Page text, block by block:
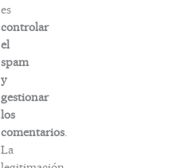
es
controlar
el
spam
y
gestionar
los
comentarios
La